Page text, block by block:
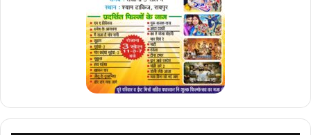
मयंक प्रभु यादव, वानिंदु हसरंगा, एनरिक नोर्किया, जोश इंग्लिस, मोहसिन खान,
नमन तिवारी, आकाश महाराज सिंह, मुकुल चौधरी, मणिमारन सिद्धार्थ, अर्जुन सचिन
तेंदुलकर, अक्षत रघुवंशी।
मैच भारतीय समयानुसार शाम 7:30 बजे शुरू होगा।